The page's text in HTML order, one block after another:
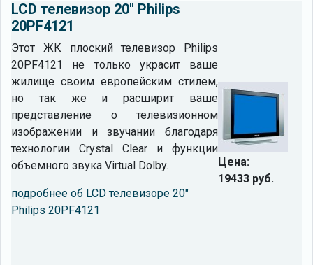
LCD телевизор 20" Philips
20PF4121
Цена:
19433 руб.
Этот ЖК плоский телевизор Philips
20PF4121 не только украсит ваше
жилище своим европейским стилем,
но так же и расширит ваше
представление о телевизионном
изображении и звучании благодаря
технологии Crystal Clear и функции
объемного звука Virtual Dolby.
подробнее об LCD телевизоре 20"
Philips 20PF4121